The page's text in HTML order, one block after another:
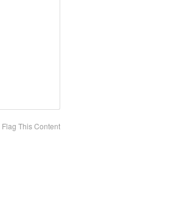
Flag This Content